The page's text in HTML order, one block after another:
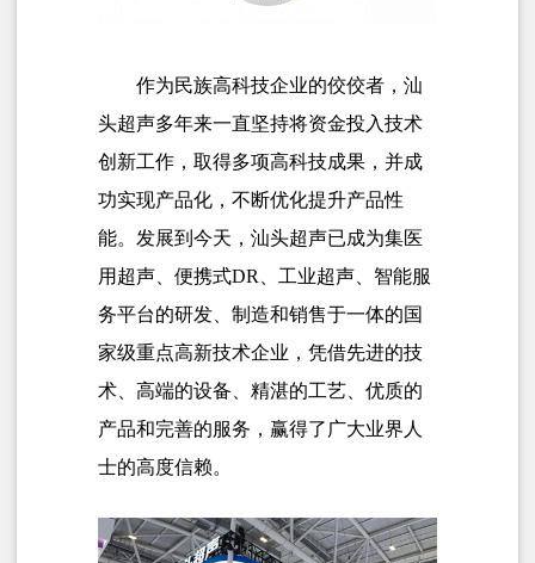
作为民族高科技企业的佼佼者，汕
头超声多年来一直坚持将资金投入技术
创新工作，取得多项高科技成果，并成
功实现产品化，不断优化提升产品性
能。 发展到今天，汕头超声已成为集医
用超声、便携式DR、工业超声、智能服
务平台的研发、制造和销售于一体的国
家级重点高新技术企业，凭借先进的技
术、高端的设备、精湛的工艺、优质的
产品和完善的服务，赢得了广大业界人
士的高度信赖。